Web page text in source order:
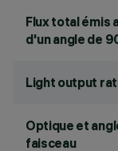
Flux total émis
d'un angle de
Light output
Optique et
faisceau